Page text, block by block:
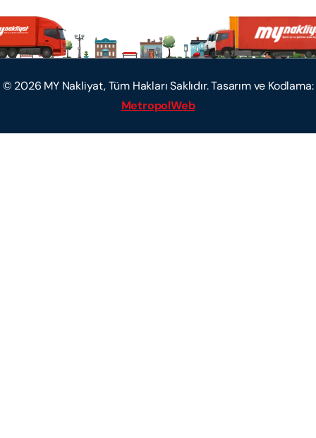
© 2026 MY Nakliyat, Tüm Hakları Saklıdır. Tasarım ve Kodlama:
MetropolWeb